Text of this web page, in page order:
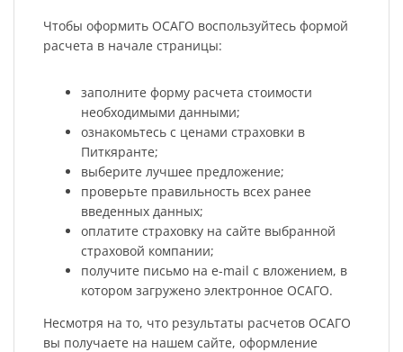
Чтобы оформить ОСАГО воспользуйтесь формой
расчета в начале страницы:
заполните форму расчета стоимости
необходимыми данными;
ознакомьтесь с ценами страховки в
Питкяранте;
выберите лучшее предложение;
проверьте правильность всех ранее
введенных данных;
оплатите страховку на сайте выбранной
страховой компании;
получите письмо на e-mail с вложением, в
котором загружено электронное ОСАГО.
Несмотря на то, что результаты расчетов ОСАГО
вы получаете на нашем сайте, оформление